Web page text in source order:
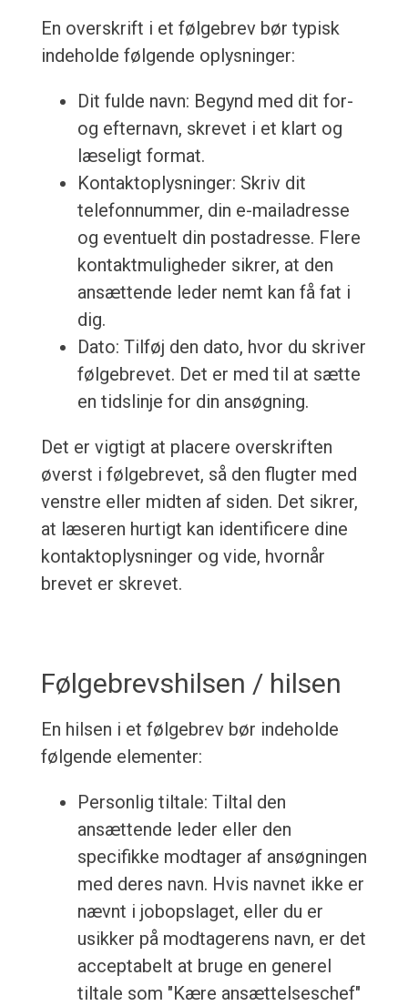
En overskrift i et følgebrev bør typisk
indeholde følgende oplysninger:
Dit fulde navn: Begynd med dit for-
og efternavn, skrevet i et klart og
læseligt format.
Kontaktoplysninger: Skriv dit
telefonnummer, din e-mailadresse
og eventuelt din postadresse. Flere
kontaktmuligheder sikrer, at den
ansættende leder nemt kan få fat i
dig.
Dato: Tilføj den dato, hvor du skriver
følgebrevet. Det er med til at sætte
en tidslinje for din ansøgning.
Det er vigtigt at placere overskriften
øverst i følgebrevet, så den flugter med
venstre eller midten af siden. Det sikrer,
at læseren hurtigt kan identificere dine
kontaktoplysninger og vide, hvornår
brevet er skrevet.
Følgebrevshilsen / hilsen
En hilsen i et følgebrev bør indeholde
følgende elementer:
Personlig tiltale: Tiltal den
ansættende leder eller den
specifikke modtager af ansøgningen
med deres navn. Hvis navnet ikke er
nævnt i jobopslaget, eller du er
usikker på modtagerens navn, er det
acceptabelt at bruge en generel
tiltale som "Kære ansættelseschef"